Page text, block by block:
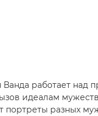
работает над
идеалам
портреты разных